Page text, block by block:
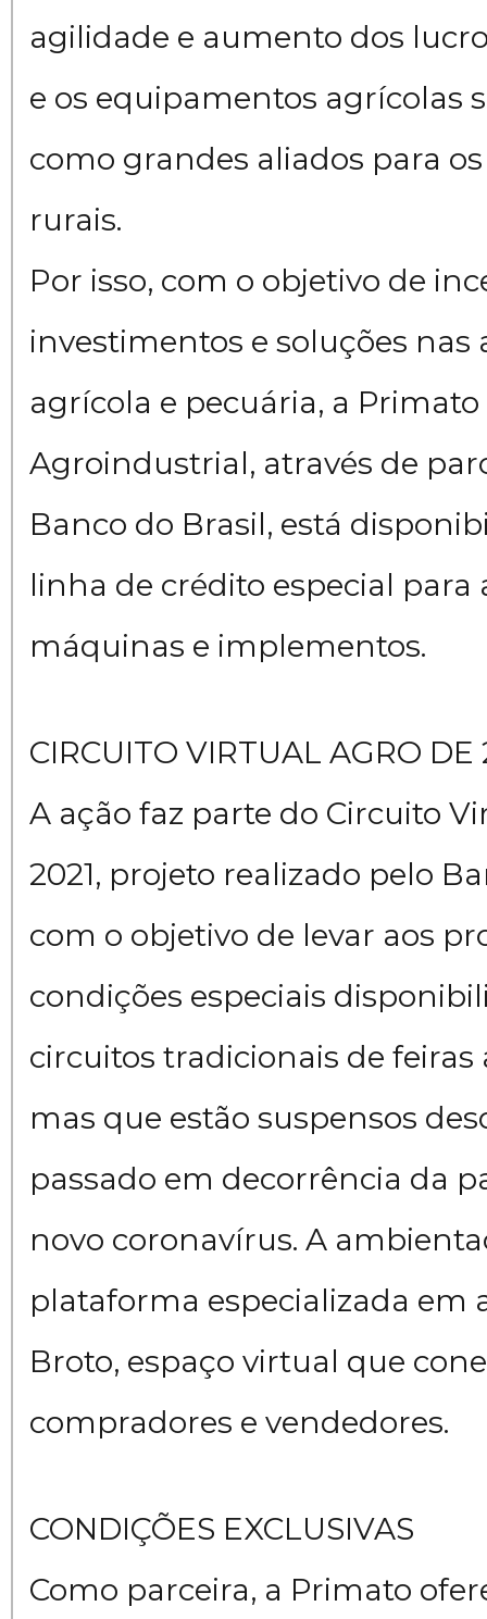
agilidade e aumento dos
e os equipamentos agrícolas
como grandes aliados para
rurais.
Por isso, com o objetivo de
investimentos e soluções nas
agrícola e pecuária, a Primato
Agroindustrial, através de
Banco do Brasil, está
linha de crédito especial para
máquinas e implementos.
CIRCUITO VIRTUAL AGRO DE
A ação faz parte do Circuito
2021, projeto realizado pelo
com o objetivo de levar aos
condições especiais
circuitos tradicionais de feiras
mas que estão suspensos
passado em decorrência da
novo coronavírus. A
plataforma especializada em
Broto, espaço virtual que
compradores e vendedores.
CONDIÇÕES EXCLUSIVAS
Como parceira, a Primato